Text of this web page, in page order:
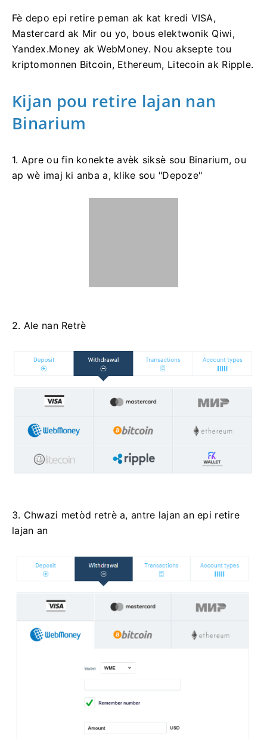
Fè depo epi retire peman ak kat kredi VISA,
Mastercard ak Mir ou yo, bous elektwonik Qiwi,
Yandex.Money ak WebMoney. Nou aksepte tou
kriptomonnen Bitcoin, Ethereum, Litecoin ak Ripple.
Kijan pou retire lajan nan
Binarium
1. Apre ou fin konekte avèk siksè sou Binarium, ou
ap wè imaj ki anba a, klike sou "Depoze"
2. Ale nan Retrè
3. Chwazi metòd retrè a, antre lajan an epi retire